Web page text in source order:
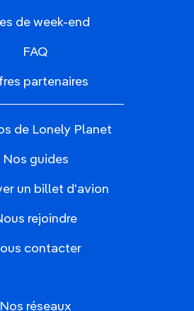
de week-end
FAQ
partenaires
de Lonely Planet
Nos guides
un billet d'avion
rejoindre
contacter
Nos réseaux